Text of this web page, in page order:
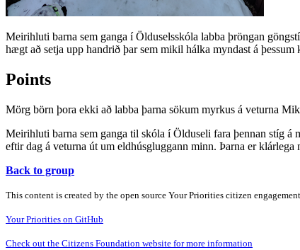
Meirihluti barna sem ganga í Ölduselsskóla labba þröngan
hægt að setja upp handrið þar sem mikil hálka myndast á
Points
Mörg börn þora ekki að labba þarna sökum myrkus á veturna
Meirihluti barna sem ganga til skóla í Ölduseli fara þennan stíg
eftir dag á veturna út um eldhúsgluggann minn. Þarna er
Back to group
This content is created by the open source Your Priorities citizen
Your Priorities on GitHub
Check out the Citizens Foundation website for more information